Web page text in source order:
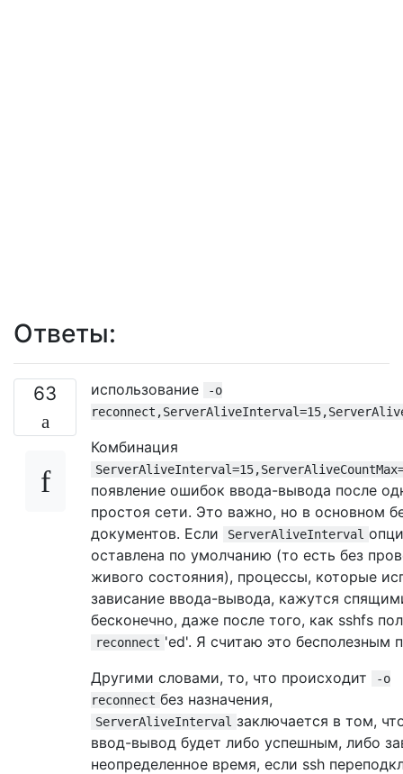
Ответы:
63 использование
-o
Комбинация
появление ошибок ввода-вывода после
простоя сети. Это важно, но в основном
документов. Если
ServerAliveInterval
оставлена ​​по умолчанию (то есть без
живого состояния), процессы, которые
зависание ввода-вывода, кажутся
бесконечно, даже после того, как sshfs
reconnect 'ed'. Я считаю это бесполезным
Другими словами, то, что происходит
-o
reconnect без назначения,
ServerAliveInterval заключается в том,
ввод-вывод будет либо успешным, либо
неопределенное время, если ssh